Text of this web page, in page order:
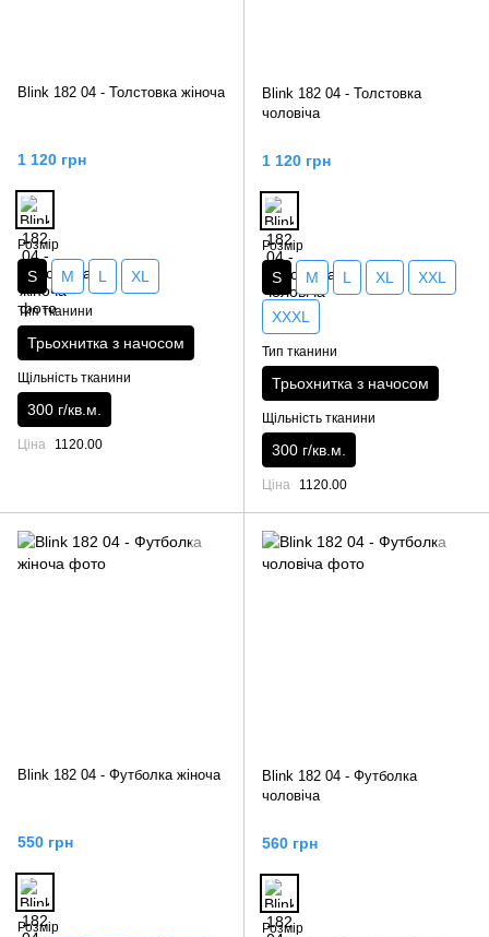
Blink 182 04 - Толстовка жіноча
1 120 грн
Розмір
S M L XL
Тип тканини
Трьохнитка з начосом
Щільність тканини
300 г/кв.м.
Ціна 1120.00
Blink 182 04 - Толстовка
чоловіча
1 120 грн
Розмір
S M L XL XXL
XXXL
Тип тканини
Трьохнитка з начосом
Щільність тканини
300 г/кв.м.
Ціна 1120.00
Blink 182 04 - Футболка жіноча
550 грн
Розмір
Blink 182 04 - Футболка
чоловіча
560 грн
Розмір